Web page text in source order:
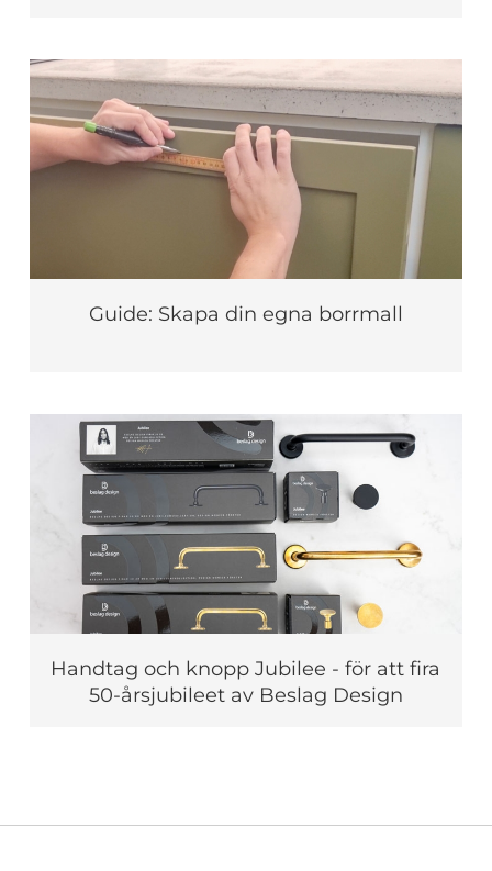
Guide: Skapa din egna borrmall
Handtag och knopp Jubilee - för att fira
50-årsjubileet av Beslag Design